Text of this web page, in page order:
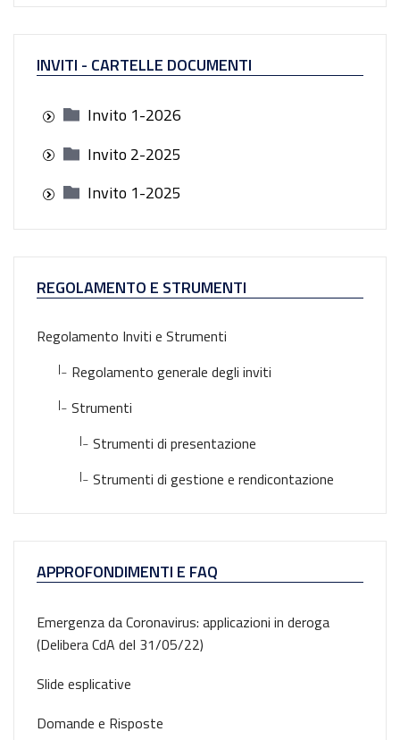
INVITI - CARTELLE DOCUMENTI
Invito 1-2026
Invito 2-2025
Invito 1-2025
REGOLAMENTO E STRUMENTI
Regolamento Inviti e Strumenti
|_ Regolamento generale degli inviti
|_ Strumenti
|_ Strumenti di presentazione
|_ Strumenti di gestione e rendicontazione
APPROFONDIMENTI E FAQ
Emergenza da Coronavirus: applicazioni in deroga
(Delibera CdA del 31/05/22)
Slide esplicative
Domande e Risposte